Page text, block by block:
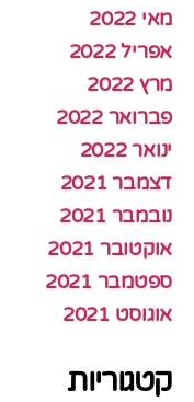
מאי 2022
אפריל 2022
מרץ 2022
פברואר 2022
ינואר 2022
דצמבר 2021
נובמבר 2021
אוקטובר 2021
ספטמבר 2021
אוגוסט 2021
קטגוריות